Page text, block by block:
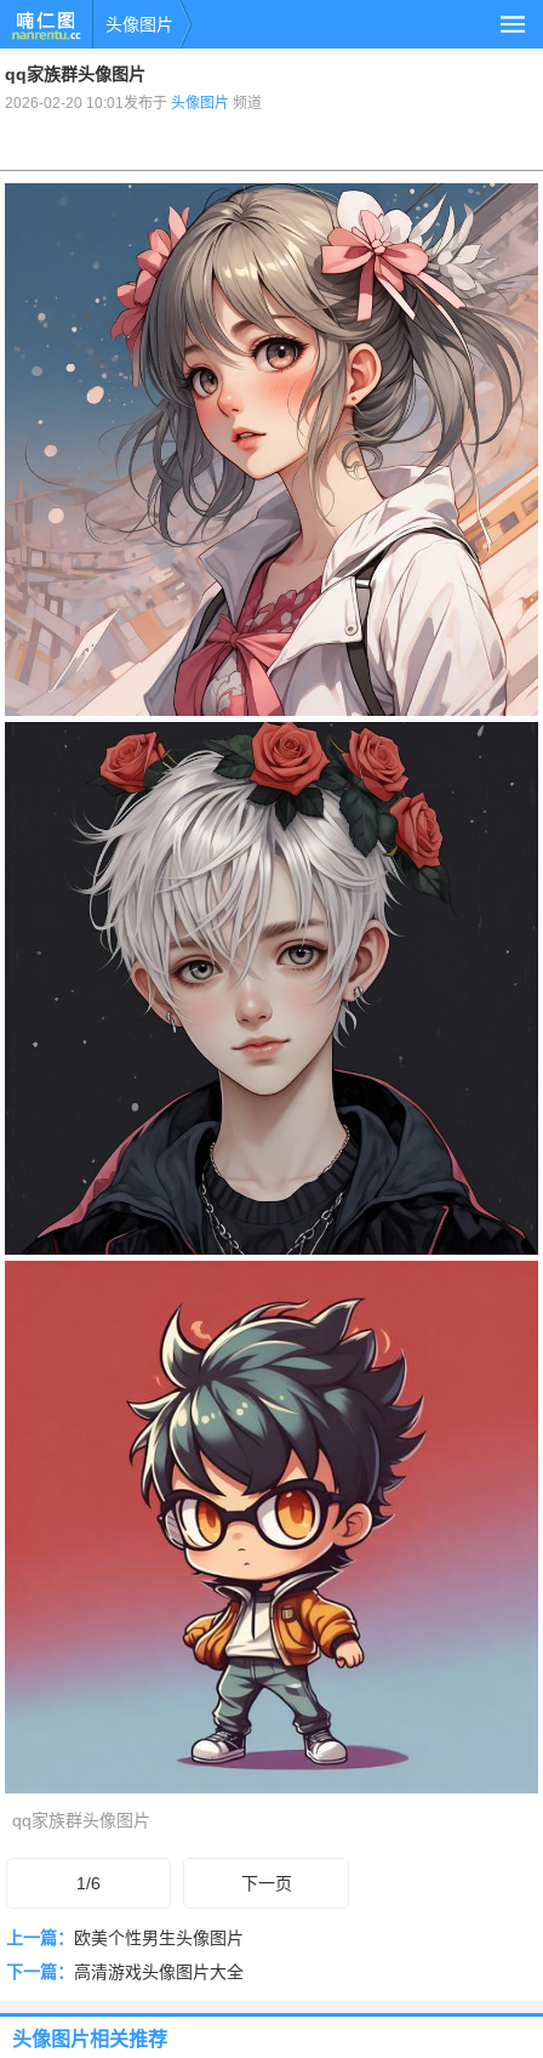
头像图片
qq家族群头像图片
2026-02-20 10:01发布于头像图片 频道
qq家族群头像图片
1/6 下一页
上一篇：
欧美个性男生头像图片
下一篇： 高清游戏头像图片大全
头像图片相关推荐